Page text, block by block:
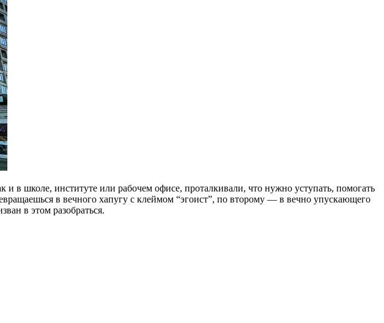
в школе, институте или рабочем офисе, проталкивали, что нужно уступать, помогать
в вечного хапугу с клеймом “эгоист”, по второму — в вечно упускающего
в этом разобраться.